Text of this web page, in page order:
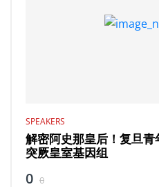
SPEAKERS
解密阿史那皇后！复旦
突厥皇室基因组
0 0